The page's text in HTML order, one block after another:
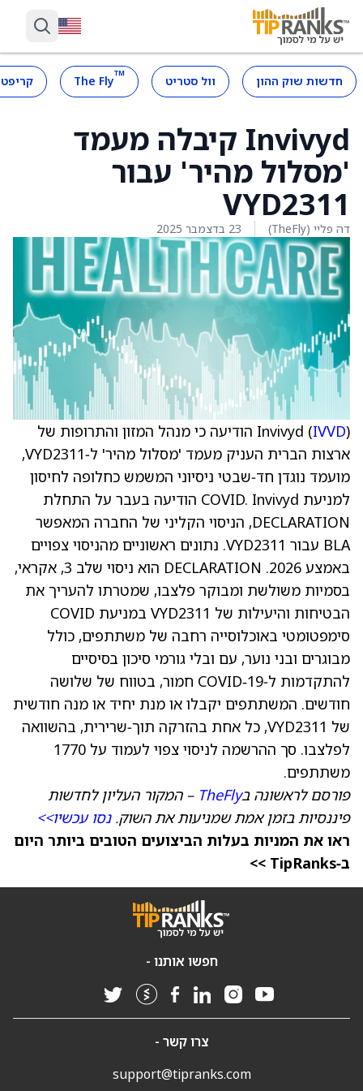
חדשות שוק ההון וול סטריט ™
The Fly
Invivyd קיבלה מעמד
'מסלול מהיר' עבור
VYD2311
דה פליי (TheFly) 23 בדצמבר 2025
Invivyd (IVVD
) הודיעה כי מנהל המזון והתרופות של
ארצות הברית העניק מעמד 'מסלול מהיר' ל‑VYD2311,
מועמד נוגדן חד‑שבטי ניסיוני המשמש כחלופה לחיסון
למניעת COVID. Invivyd הודיעה בעבר על התחלת
DECLARATION, הניסוי הקליני של החברה המאפשר
BLA עבור VYD2311. נתונים ראשוניים מהניסוי צפויים
באמצע 2026. DECLARATION הוא ניסוי שלב 3, אקראי,
בסמיות משולשת ומבוקר פלצבו, שמטרתו להעריך את
הבטיחות והיעילות של VYD2311 במניעת COVID
סימפטומטי באוכלוסייה רחבה של משתתפים, כולל
מבוגרים ובני נוער, עם ובלי גורמי סיכון בסיסיים
להתקדמות ל‑COVID‑19 חמור, בטווח של שלושה
חודשים. המשתתפים יקבלו או מנת יחיד או מנה חודשית
של VYD2311, כל אחת בהזרקה תוך‑שרירית, בהשוואה
לפלצבו. סך ההרשמה לניסוי צפוי לעמוד על 1770
משתתפים.
פורסם לראשונה בTheFly – המקור העליון לחדשות
פיננסיות בזמן אמת שמניעות את השוק.נסו עכשיו>>
ראו את המניות בעלות הביצועים הטובים ביותר היום
ב‑TipRanks >>
חפשו אותנו -
צרו קשר -
support@tipranks.com